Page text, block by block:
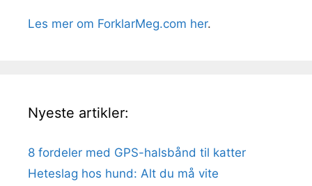
Les mer om ForklarMeg.com her.
Nyeste artikler:
8 fordeler med GPS-halsbånd til katter
Heteslag hos hund: Alt du må vite